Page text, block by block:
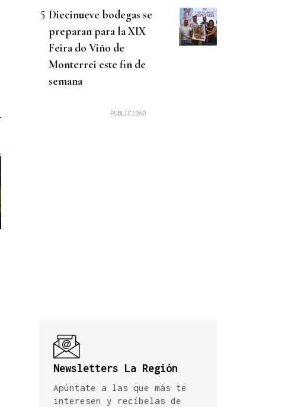
Diecinueve bodegas se
preparan para la XIX
Feira do Viño de
Monterrei este fin de
semana
Newsletters La Región
Apúntate a las que más te
interesen y recíbelas de